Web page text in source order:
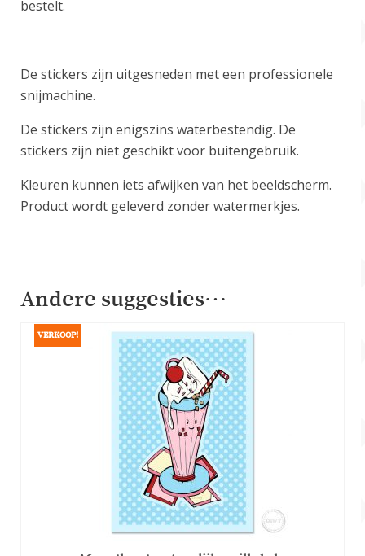
bestelt.
De stickers zijn uitgesneden met een professionele
snijmachine.
De stickers zijn enigszins waterbestendig. De
stickers zijn niet geschikt voor buitengebruik.
Kleuren kunnen iets afwijken van het beeldscherm.
Product wordt geleverd zonder watermerkjes.
Andere suggesties…
VERKOOP!